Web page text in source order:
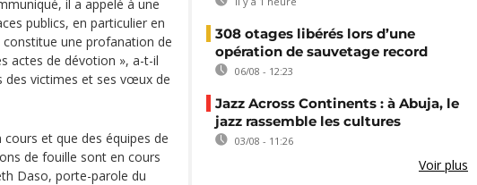
il a appelé à une
publics, en particulier en
une profanation de
actes de dévotion », a-t-il
des victimes et ses vœux de
et que des équipes de
de fouille sont en cours
Daso, porte-parole du
308 otages libérés lors d’une
opération de sauvetage record
06/08 - 12:23
Jazz Across Continents : à Abuja, le
jazz rassemble les cultures
03/08 - 11:26
Voir plus